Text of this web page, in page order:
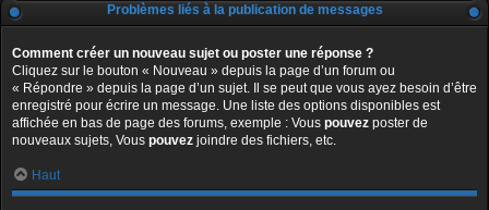
Problèmes liés à la publication de messages
Comment créer un nouveau sujet ou poster une réponse ?
Cliquez sur le bouton « Nouveau » depuis la page d’un forum ou
« Répondre » depuis la page d’un sujet. Il se peut que vous ayez besoin d’être
enregistré pour écrire un message. Une liste des options disponibles est
affichée en bas de page des forums, exemple : Vous pouvez poster de
nouveaux sujets, Vous pouvez joindre des fichiers, etc.
Haut